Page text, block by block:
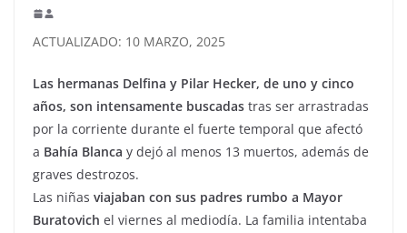
ACTUALIZADO: 10 MARZO, 2025
Las hermanas Delfina y Pilar Hecker, de uno y cinco
años, son intensamente buscadas tras ser arrastradas
por la corriente durante el fuerte temporal que afectó
a Bahía Blanca y dejó al menos 13 muertos, además de
graves destrozos.
Las niñas viajaban con sus padres rumbo a Mayor
Buratovich el viernes al mediodía. La familia intentaba